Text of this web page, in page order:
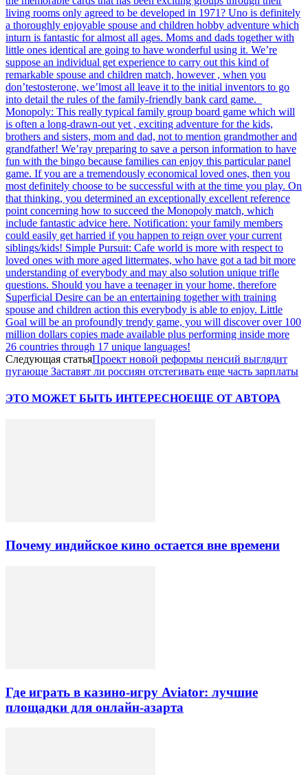
living rooms only agreed to be developed in 1971? Uno is definitely
a thoroughly enjoyable spouse and children hobby adventure which
inturn is fantastic for almost all ages. Moms and dads together with
little ones identical are going to have wonderful using it. We’re
suppose an individual get experience to carry out this kind of
remarkable spouse and children match, however , when you
don’testosterone, we’lmost all leave it to the initial inventors to go
into detail the rules of the family-friendly bank card game.
Monopoly: This really typical family group board game which will
is often a long-drawn-out yet , exciting adventure for the kids,
brothers and sisters, mom and dad, not to mention grandmother and
grandfather! We’ray preparing to save a person information to have
fun with the bingo because families can enjoy this particular panel
game. If you are a tremendously economical loved ones, then you
most definitely choose to be successful with at the time you play. On
that thinking, you determined an exceptionally excellent reference
point concerning how to succeed the Monopoly match, which
include fantastic advice here. Notification: your family members
could easily get harried if you happen to reign over your current
siblings/kids! Simple Pursuit: Cafe world is more with respect to
loved ones with more aged littermates, who have got a tad bit more
understanding of everybody and may also solution unique trifle
questions. Should you have a teenager in your home, therefore
Superficial Desire can be an entertaining together with training
spouse and children action this everybody is able to enjoy. Little
Goal will be an profoundly trendy game, you will discover over 100
million dollars copies made available plus performing inside more
26 countries through 17 unique languages!
Следующая статьяПроект новой реформы пенсий выглядит
пугающе Заставят ли россиян отстегивать еще часть зарплаты
ЭТО МОЖЕТ БЫТЬ ИНТЕРЕСНОЕЩЕ ОТ АВТОРА
Почему индийское кино остается вне времени
Где играть в казино-игру Aviator: лучшие
площадки для онлайн-азарта